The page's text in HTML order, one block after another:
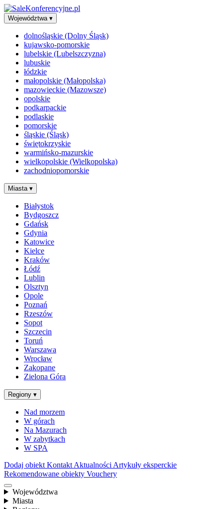
Województwa ▾
dolnośląskie (Dolny Śląsk)
kujawsko-pomorskie
lubelskie (Lubelszczyzna)
lubuskie
łódzkie
małopolskie (Małopolska)
mazowieckie (Mazowsze)
opolskie
podkarpackie
podlaskie
pomorskie
śląskie (Śląsk)
świętokrzyskie
warmińsko-mazurskie
wielkopolskie (Wielkopolska)
zachodniopomorskie
Miasta ▾
Białystok
Bydgoszcz
Gdańsk
Gdynia
Katowice
Kielce
Kraków
Łódź
Lublin
Olsztyn
Opole
Poznań
Rzeszów
Sopot
Szczecin
Toruń
Warszawa
Wrocław
Zakopane
Zielona Góra
Regiony ▾
Nad morzem
W górach
Na Mazurach
W zabytkach
W SPA
Dodaj obiekt Kontakt Aktualności Artykuły eksperckie
Rekomendowane obiekty Vouchery
Województwa
Miasta